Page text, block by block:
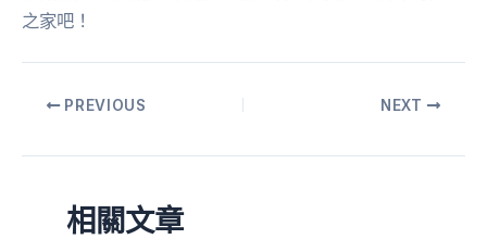
之家吧！
PREVIOUS NEXT
相關文章